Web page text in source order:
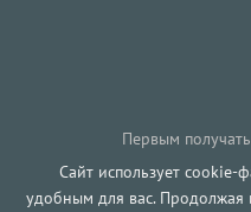
Первым
Сайт использует cookie-
удобным для вас. Продолжая